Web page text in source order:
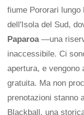
fiume Pororari
dell'Isola del Sud,
Paparoa —una
inaccessibile. Ci
apertura, e vengono
gratuita. Ma non
prenotazioni stanno
Blackball, una